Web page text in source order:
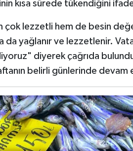
kısa sürede tükendiğini
çok lezzetli hem de besin
yağlanır ve lezzetlenir.
diyerek çağrıda
belirli günlerinde